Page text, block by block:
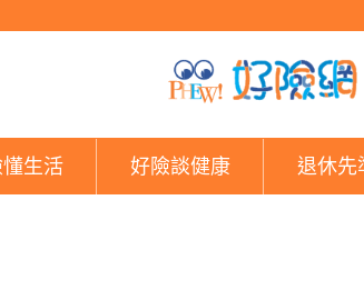
生活 好險談健康 退休先